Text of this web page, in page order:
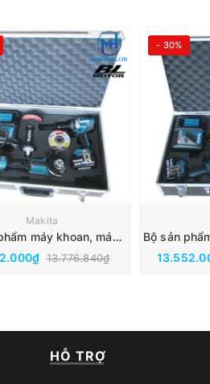
Makita
Bộ sản phẩm máy khoan, máy mài góc dùng pin 18v Makita DLX2426TX1(DDF484＋DGA404)
13.776.840₫
- 30%
HỖ TRỢ